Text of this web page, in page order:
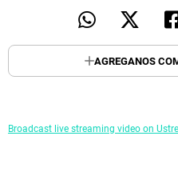
AGREGANOS
Broadcast live streaming video on
GRAN
SALUD